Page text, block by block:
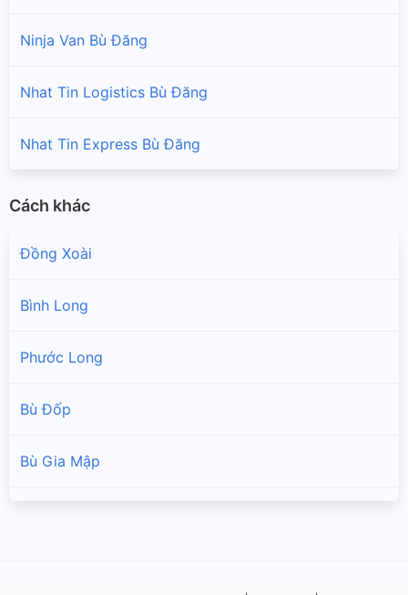
Ninja Van Bù Đăng
Nhat Tin Logistics Bù Đăng
Nhat Tin Express Bù Đăng
Cách khác
Đồng Xoài
Bình Long
Phước Long
Bù Đốp
Bù Gia Mập